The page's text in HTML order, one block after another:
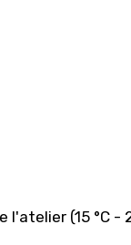
(15 °C -